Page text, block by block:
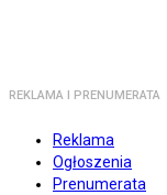
REKLAMA I PRENUMERATA
Reklama
Ogłoszenia
Prenumerata